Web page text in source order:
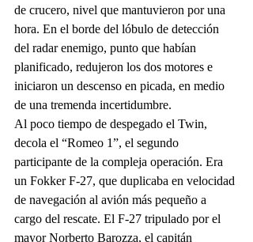
de crucero, nivel que mantuvieron por una
hora. En el borde del lóbulo de detección
del radar enemigo, punto que habían
planificado, redujeron los dos motores e
iniciaron un descenso en picada, en medio
de una tremenda incertidumbre.
Al poco tiempo de despegado el Twin,
decola el “Romeo 1”, el segundo
participante de la compleja operación. Era
un Fokker F-27, que duplicaba en velocidad
de navegación al avión más pequeño a
cargo del rescate. El F-27 tripulado por el
mayor Norberto Barozza, el capitán